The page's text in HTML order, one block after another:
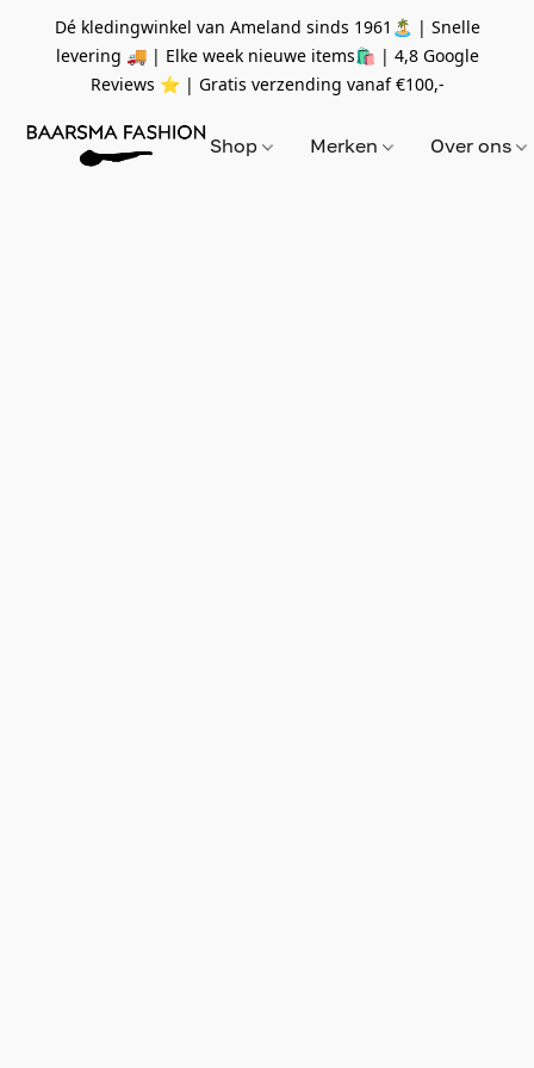
Dé kledingwinkel van Ameland sinds 1961🏝 | Snelle
levering 🚚 | Elke week nieuwe items🛍 | 4,8 Google
Reviews ⭐️ | Gratis verzending vanaf€100,-
Shop Merken Over ons